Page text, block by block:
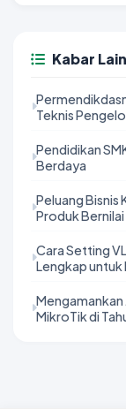
Kabar
Teknis
Pendidikan
Berdaya
Peluang Bisnis
Produk
Cara Setting
Lengkap untuk
Mengamankan
MikroTik di